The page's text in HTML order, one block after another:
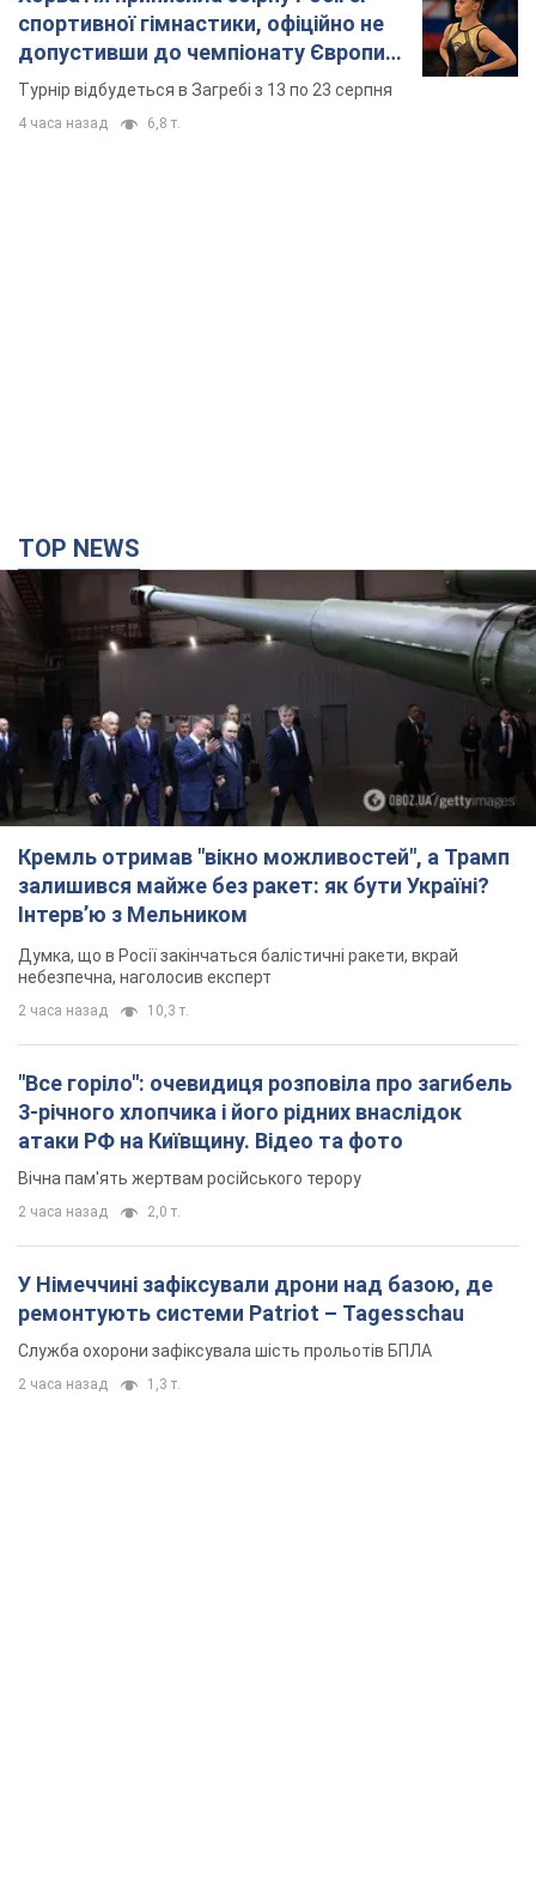
Кремль отримав "вікно можливостей", а Трамп
залишився майже без ракет: як бути Україні?
Інтерв’ю з Мельником
Думка, що в Росії закінчаться балістичні ракети, вкрай
небезпечна, наголосив експерт
"Все горіло": очевидиця розповіла про загибель
3-річного хлопчика і його рідних внаслідок
атаки РФ на Київщину. Відео та фото
Вічна пам'ять жертвам російського терору
У Німеччині зафіксували дрони над базою, де
ремонтують системи Patriot – Tagesschau
2 часа назад